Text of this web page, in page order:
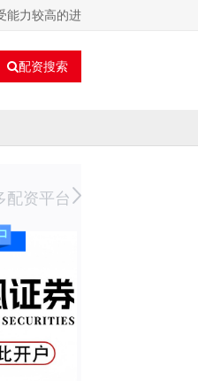
能力较高的进
配资搜索
配资平台